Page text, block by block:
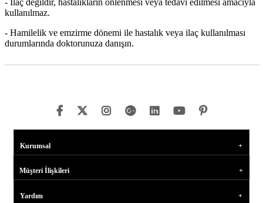
kullanılmaz.
- Hamilelik ve emzirme dönemi ile hastalık veya ilaç kullanılması
durumlarında doktorunuza danışın.
Kurumsal
Müşteri İlişkileri
Yardım